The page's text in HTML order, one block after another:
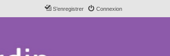
Connexion
S’enregistrer